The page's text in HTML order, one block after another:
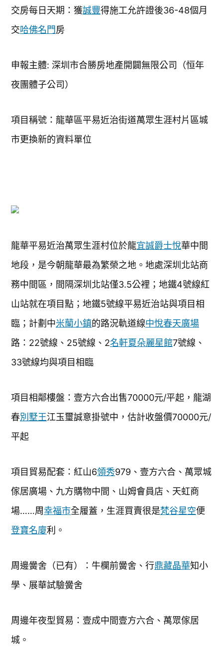
交房每日天期：獲誠豐得施工允許證後36-48個月
交哈佛名門房
申報主體: 深圳市合勝房地產開闢無限公司（恒年
夜團體子公司）
項目稱號：龍華區平易近治街道萬眾生涯村片區城
市更換新的資料單位
龍華平易近治萬眾生涯村位於龍宜誠爵士悅華中間
地段，是今朝龍華最為繁榮之地。地處深圳北站商
務中間區，間隔深圳北站僅3.5公裡；地鐵4號線紅
山站就在項目點；地鐵5號線平易近治站與項目相
臨；計劃中米蘭小鎮的路況軌道線中悅春天廣場
路：22號線、25號線、2名軒夏朵麗星館7號線、
33號線均與項目相臨
項目相鄰樓盤：壹方六合出售70000元/平起，龍湖
春別墅王江玉璽誠意掛號中，估計收盤價70000元/
平起
項目貿易配套：紅山6領秀979、壹方六合、萬眾城
傢居廣場、九方購物中間、山姆會員店、天虹商
場……周幸福市全履蓋，生涯買賣很是梵谷星空便
登寶名廈利。
周邊黌舍（已有）：牛欄前黌舍、行鼎藏晶華知小
學、展華試驗黌舍
周邊年夜型貿易：壹成中間壹方六合、萬眾傢居
城。